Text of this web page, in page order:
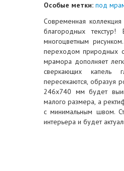
Особые метки: под
Современная
благородных
многоцветным
переходом природных
мрамора дополняет
сверкающих капель
пересекаются, образуя
246х740 мм будет
малого размера, а
с минимальным швом.
интерьера и будет